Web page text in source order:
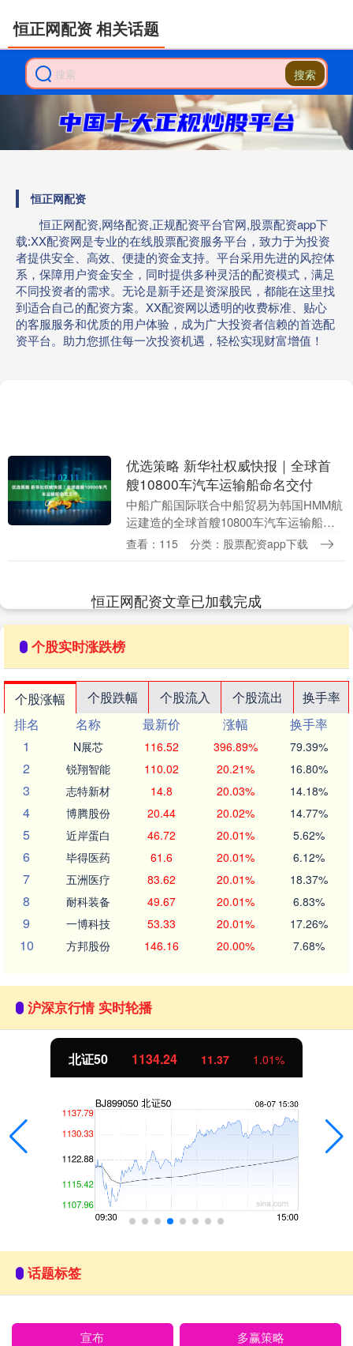
搜索
恒正网配资
恒正网配资,网络配资,正规配资平台官网,股票配资app下
载:XX配资网是专业的在线股票配资服务平台，致力于为投资
者提供安全、高效、便捷的资金支持。平台采用先进的风控体
系，保障用户资金安全，同时提供多种灵活的配资模式，满足
不同投资者的需求。无论是新手还是资深股民，都能在这里找
到适合自己的配资方案。XX配资网以透明的收费标准、贴心
的客服服务和优质的用户体验，成为广大投资者信赖的首选配
资平台。助力您抓住每一次投资机遇，轻松实现财富增值！
恒正网配资 相关话题
优选策略 新华社权威快报｜全球首
艘10800车汽车运输船命名交付
中船广船国际联合中船贸易为韩国HMM航
运建造的全球首艘10800车汽车运输船
（PCTC）“格罗唯视 领航”轮28日在广州
查看：115 分类：股票配资app下载
恒正网配资文章已加载完成
个股实时涨跌榜
个股涨幅 个股跌幅 个股流入 个股流出
换手率
排名
名称 最新价 涨幅
换手率
1
N展芯 116.52 396.89% 79.39%
2 锐翔智能 110.02 20.21% 16.80%
3 志特新材 14.8 20.03% 14.18%
4 博腾股份 20.44 20.02% 14.77%
5 近岸蛋白 46.72 20.01% 5.62%
6 毕得医药 61.6 20.01% 6.12%
7 五洲医疗 83.62 20.01% 18.37%
8 耐科装备 49.67 20.01% 6.83%
9 一博科技 53.33 20.01% 17.26%
10 方邦股份 146.16 20.00% 7.68%
沪深京行情 实时轮播
北证50 1134.24 11.37 1.01%
话题标签
宣布 多赢策略